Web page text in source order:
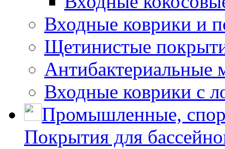
Входные коврики и
Щетинистые
Антибактериальные
Входные коврики с
Промышленные,
Покрытия для